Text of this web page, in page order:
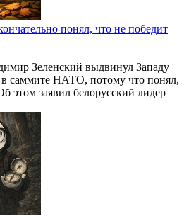
понял, что не победит
Зеленский выдвинул Западу
в саммите НАТО, потому что понял,
этом заявил белорусский лидер